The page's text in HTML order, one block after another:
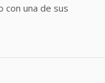
con una de sus